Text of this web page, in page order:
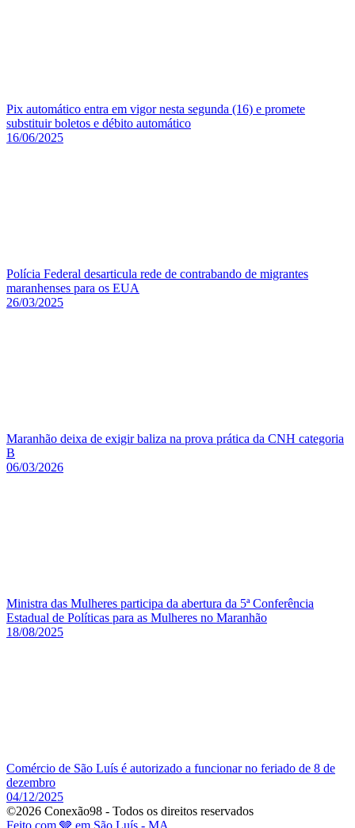
Pix automático entra em vigor nesta segunda (16) e promete
substituir boletos e débito automático
16/06/2025
Polícia Federal desarticula rede de contrabando de migrantes
maranhenses para os EUA
26/03/2025
Maranhão deixa de exigir baliza na prova prática da CNH categoria
B
06/03/2026
Ministra das Mulheres participa da abertura da 5ª Conferência
Estadual de Políticas para as Mulheres no Maranhão
18/08/2025
Comércio de São Luís é autorizado a funcionar no feriado de 8 de
dezembro
04/12/2025
©2026 Conexão98 - Todos os direitos reservados
Feito com 🩶 em São Luís - MA